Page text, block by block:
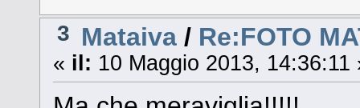
3 Mataiva/ Re:FOTO
« il: 10 Maggio 2013, 14:36:11